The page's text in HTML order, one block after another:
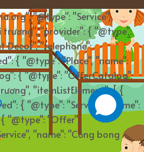
"@type": "Service",
trương", "provider": { "@type":
"telephone":
{ "@type": "Place", "name":
{ "@type": "OfferCatalog",
"itemListElement": [ {
{ "@type": "Service", "name":
"@type": "Offer",
"name": "Cổng bong